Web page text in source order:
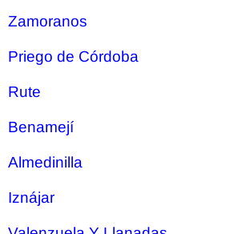
Zamoranos
Priego de Córdoba
Rute
Benamejí
Almedinilla
Iznájar